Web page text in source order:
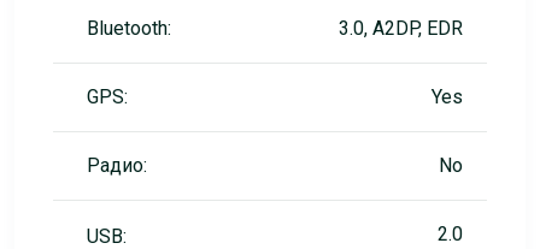
Bluetooth: 3.0, A2DP, EDR
GPS: Yes
Радио: No
USB: 2.0